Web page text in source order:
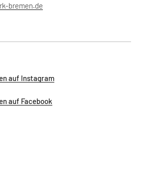
bremen.de
auf Instagram
auf Facebook